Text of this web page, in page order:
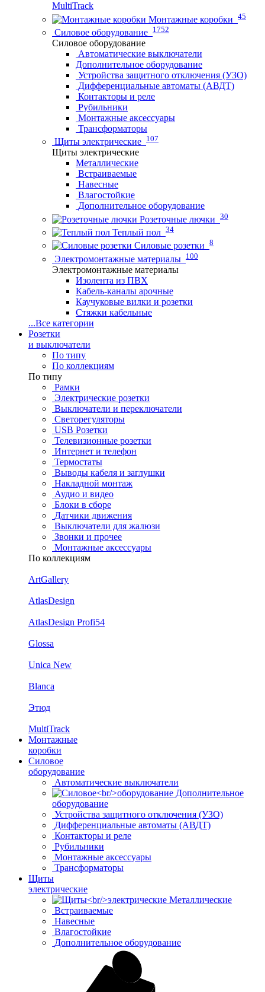
MultiTrack
Монтажные коробки 45
Силовое оборудование 1752
Силовое оборудование
Автоматические выключатели
Дополнительное оборудование
Устройства защитного отключения (УЗО)
Дифференциальные автоматы (АВДТ)
Контакторы и реле
Рубильники
Монтажные аксессуары
Трансформаторы
Щиты электрические 107
Щиты электрические
Металлические
Встраиваемые
Навесные
Влагостойкие
Дополнительное оборудование
Розеточные лючки 30
Теплый пол 34
Силовые розетки 8
Электромонтажные материалы 100
Электромонтажные материалы
Изолента из ПВХ
Кабель-каналы арочные
Каучуковые вилки и розетки
Стяжки кабельные
...Все категории
Розетки
и выключатели
По типу
По коллекциям
По типу
Рамки
Электрические розетки
Выключатели и переключатели
Светорегуляторы
USB Розетки
Телевизионные розетки
Интернет и телефон
Термостаты
Выводы кабеля и заглушки
Накладной монтаж
Аудио и видео
Блоки в сборе
Датчики движения
Выключатели для жалюзи
Звонки и прочее
Монтажные аксессуары
По коллекциям
ArtGallery
AtlasDesign
AtlasDesign Profi54
Glossa
Unica New
Blanca
Этюд
MultiTrack
Монтажные
коробки
Силовое
оборудование
Автоматические выключатели
Дополнительное
оборудование
Устройства защитного отключения (УЗО)
Дифференциальные автоматы (АВДТ)
Контакторы и реле
Рубильники
Монтажные аксессуары
Трансформаторы
Щиты
электрические
Металлические
Встраиваемые
Навесные
Влагостойкие
Дополнительное оборудование